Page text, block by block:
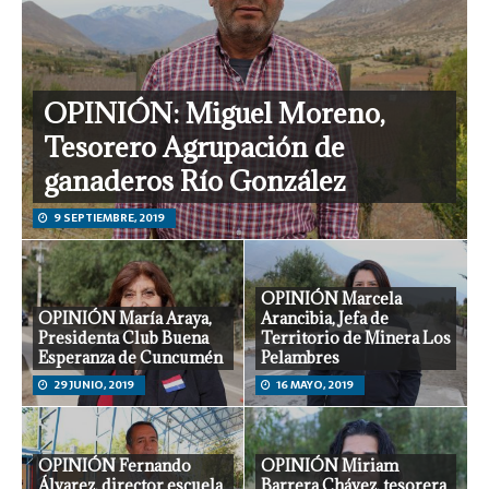
OPINIÓN: Miguel Moreno,
Tesorero Agrupación de
ganaderos Río González
9 SEPTIEMBRE, 2019
OPINIÓN María Araya,
Presidenta Club Buena
Esperanza de Cuncumén
29 JUNIO, 2019
OPINIÓN Marcela
Arancibia, Jefa de
Territorio de Minera Los
Pelambres
16 MAYO, 2019
OPINIÓN Fernando
OPINIÓN Miriam